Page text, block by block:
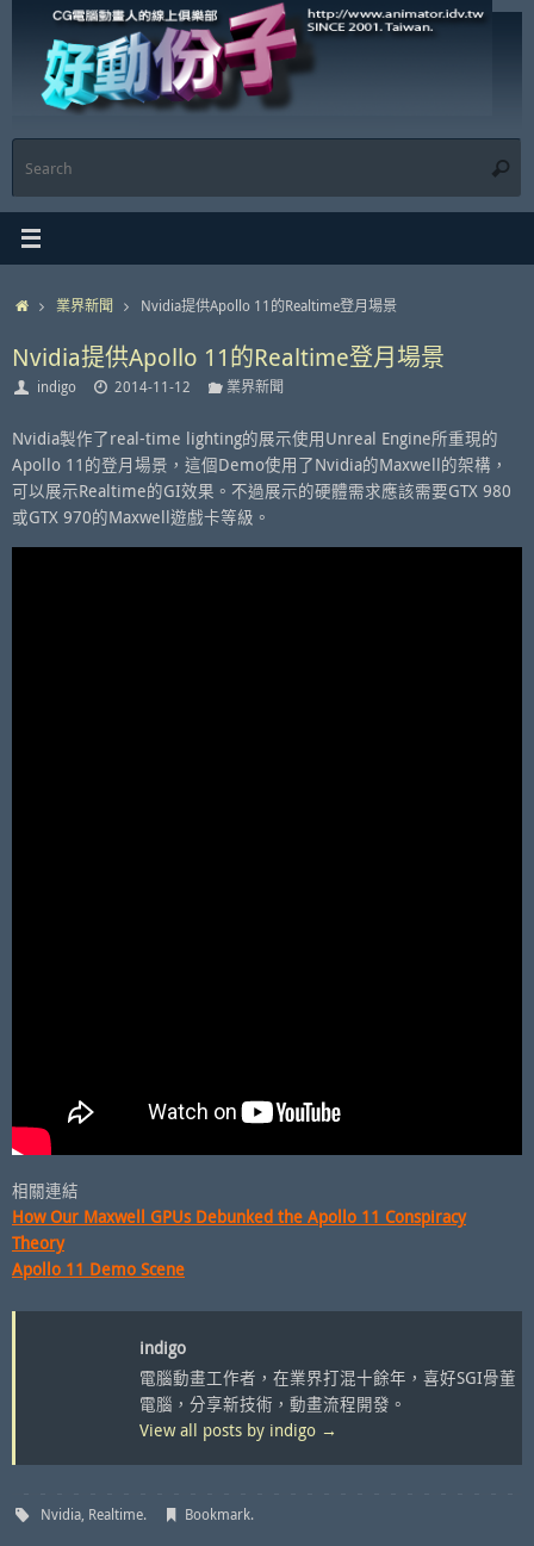
content
Home業界新聞 Nvidia提供Apollo 11的Realtime登月場景
Nvidia提供Apollo 11的Realtime登月場景
indigo 2014-11-12 業界新聞
Nvidia製作了real-time lighting的展示使用Unreal Engine所重現的
Apollo 11的登月場景，這個Demo使用了Nvidia的Maxwell的架構，
可以展示Realtime的GI效果。不過展示的硬體需求應該需要GTX 980
或GTX 970的Maxwell遊戲卡等級。
相關連結
How Our Maxwell GPUs Debunked the Apollo 11 Conspiracy
Theory
Apollo 11 Demo Scene
indigo
電腦動畫工作者，在業界打混十餘年，喜好SGI骨董
電腦，分享新技術，動畫流程開發。
View all posts by indigo →
Nvidia, Realtime. Bookmark.